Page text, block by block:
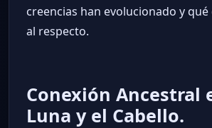
creencias han evolucionado y qué
al respecto.
Conexión Ancestral
Luna y el Cabello.